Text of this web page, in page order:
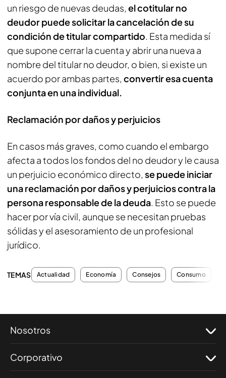
un riesgo de nuevas deudas, el cotitular no
deudor puede solicitar la cancelación de su
condición de titular compartido. Esta medida sí
que supone cerrar la cuenta y abrir una nueva a
nombre del titular no deudor, o bien, si existe un
acuerdo por ambas partes, convertir esa cuenta
conjunta en una individual.
Reclamación por daños y perjuicios
En casos más graves, como cuando el embargo
afecta a todos los fondos del no deudor y le causa
un perjuicio económico directo, se puede iniciar
una reclamación por daños y perjuicios contra la
persona responsable de la deuda. Esto se puede
hacer por vía civil, aunque se necesitan pruebas
sólidas y el asesoramiento de un profesional
jurídico.
TEMAS Actualidad Economía Consejos Consumo
Nosotros
Corporativo